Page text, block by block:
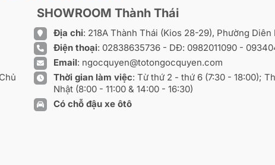
SHOWROOM Thành Thái
Địa chỉ: 218A Thành Thái (Kios 28-29), Phường Diên
Điện thoại: 02838635736 - DĐ: 0982011090-
Email: ngocquyen@totongocquyen.com
Thời gian làm việc: Từ thứ 2 - thứ 6 (7:30 - 18:00);
Nhật (8:00 - 11:00 & 14:00 - 16:30)
Có chỗ đậu xe ôtô